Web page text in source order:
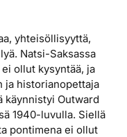
yhteisöllisyyttä,
Natsi-Saksassa
ollut kysyntää, ja
ja historianopettaja
Outward
1940-luvulla. Siellä
pontimena ei ollut